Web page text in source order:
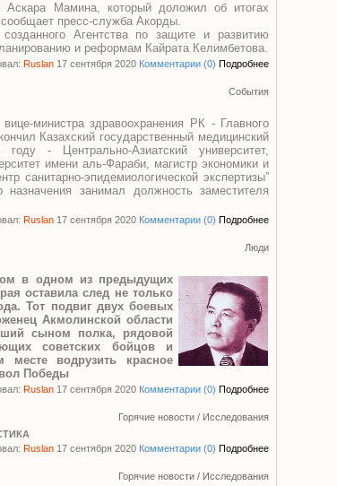
Аскара Мамина, который доложил об итогах
сообщает пресс-служба Акорды.
Агентства по защите и развитию
и реформам Кайрата Келимбетова.
Ruslan 17 сентября 2020 Комментарии (0) Подробнее
События
министра здравоохранения РК - Главного
Казахский государственный медицинский
- Центрально-Азиатский университет,
имени аль-Фараби, магистр экономики и
санитарно-эпидемиологической экспертизы”
занимал должность заместителя
Ruslan 17 сентября 2020 Комментарии (0) Подробнее
Люди
в одном из предыдущих
оставила след не только
Тот подвиг двух боевых
Акмолинской области
сыном полка, рядовой
советских бойцов и
водрузить красное
Победы
Ruslan 17 сентября 2020 Комментарии (0) Подробнее
Горячие новости / Исследования
Ruslan 17 сентября 2020 Комментарии (0) Подробнее
Горячие новости / Исследования